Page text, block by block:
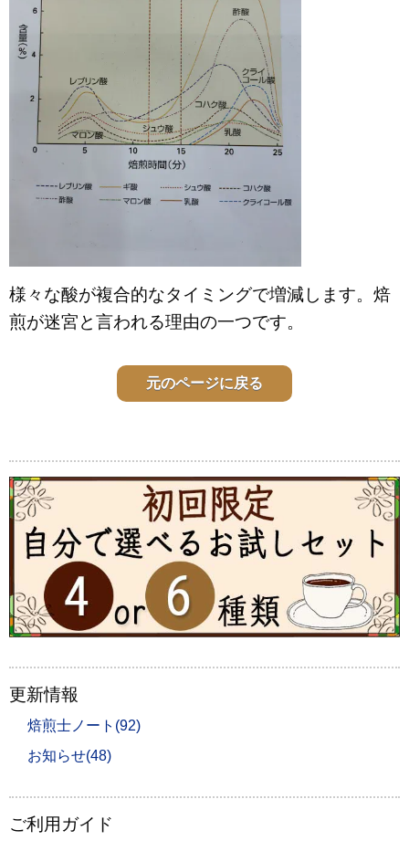
様々な酸が複合的なタイミングで増減します。焙
煎が迷宮と言われる理由の一つです。
元のページに戻る
更新情報
焙煎士ノート(92)
お知らせ(48)
ご利用ガイド